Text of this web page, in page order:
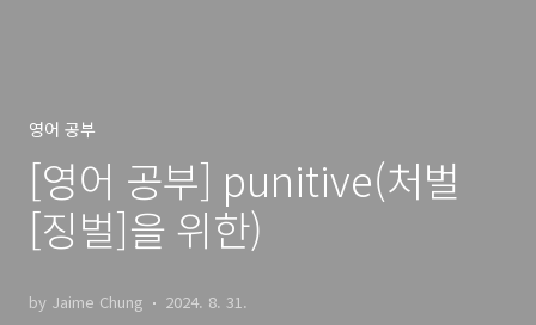
영어 공부
[영어 공부] punitive(처벌
[징벌]을 위한)
by Jaime Chung 2024. 8. 31.